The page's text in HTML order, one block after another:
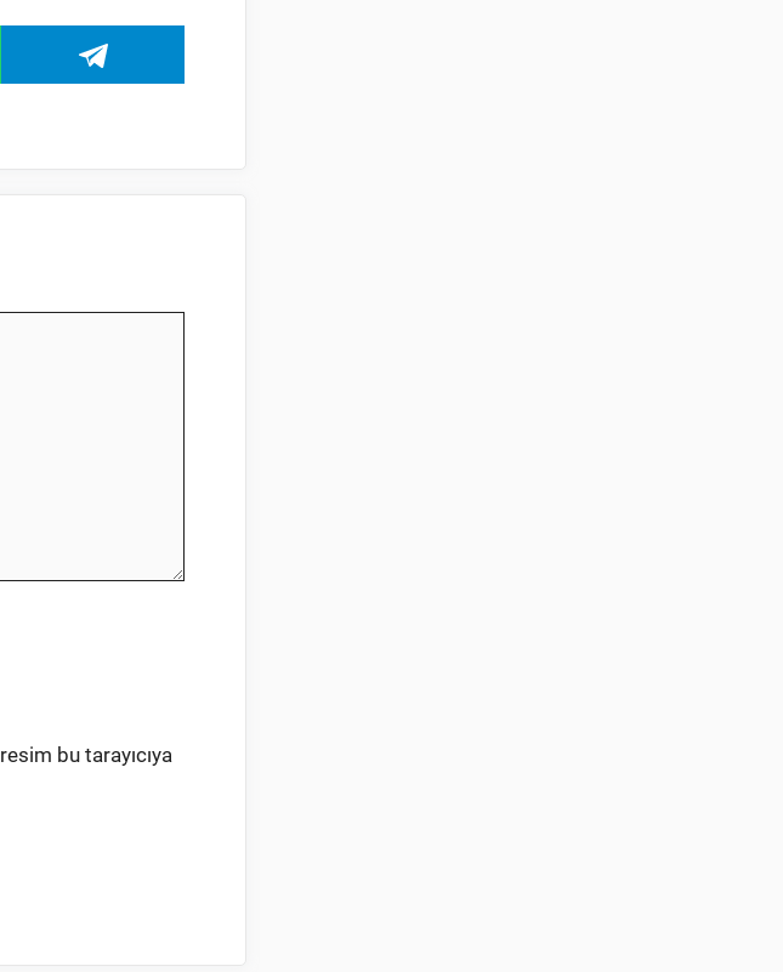
bu tarayıcıya